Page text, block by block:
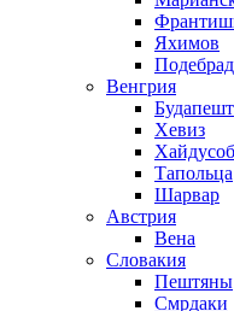
Яхимов
Венгрия
Будапешт
Хевиз
Тапольца
Шарвар
Австрия
Вена
Словакия
Пештяны
Смрдаки